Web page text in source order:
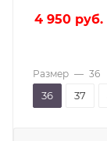
4 950 руб.
Размер — 36
36 37